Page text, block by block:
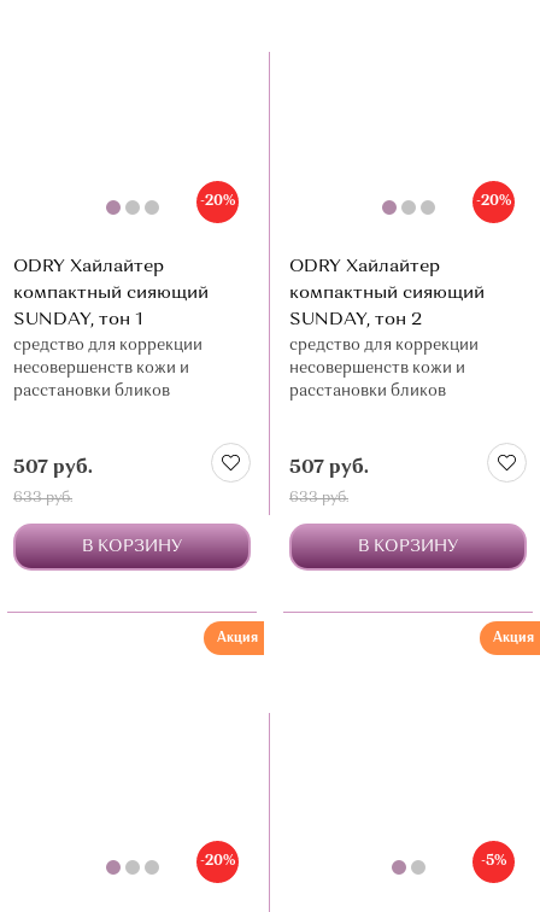
-20%
ODRY Хайлайтер
компактный сияющий
SUNDAY, тон 1
средство для коррекции
несовершенств кожи и
расстановки бликов
507 руб.
633 руб.
В КОРЗИНУ
-20%
ODRY Хайлайтер
компактный сияющий
SUNDAY, тон 2
средство для коррекции
несовершенств кожи и
расстановки бликов
507 руб.
633 руб.
В КОРЗИНУ
-20%
Акция
-5%
Акция